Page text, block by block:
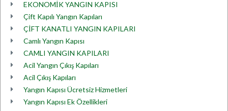
EKONOMİK YANGIN KAPISI
Çift Kapılı Yangın Kapıları
ÇİFT KANATLI YANGIN KAPILARI
Camlı Yangın Kapısı
CAMLI YANGIN KAPILARI
Acil Yangın Çıkış Kapıları
Acil Çıkış Kapıları
Yangın Kapısı Ücretsiz Hizmetleri
Yangın Kapısı Ek Özellikleri